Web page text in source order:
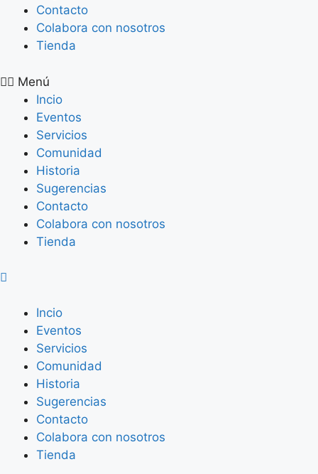
Contacto
Colabora con nosotros
Tienda
Menú
Incio
Eventos
Servicios
Comunidad
Historia
Sugerencias
Contacto
Colabora con nosotros
Tienda
Incio
Eventos
Servicios
Comunidad
Historia
Sugerencias
Contacto
Colabora con nosotros
Tienda